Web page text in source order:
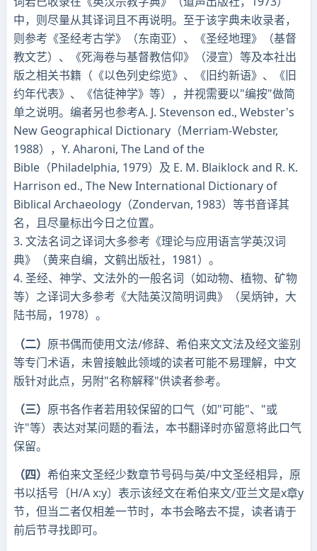
中，则尽量从其译词且不再说明。至于该字典未收录者，
则参考《圣经考古学》（东南亚）、《圣经地理》（基督
教文艺）、《死海卷与基督教信仰》（浸宣）等及本社出
版之相关书籍（《以色列史综览》、《旧约新语》、《旧
约年代表》、《信徒神学》等），并视需要以"编按"做简
单之说明。编者另也参考A. J. Stevenson ed., Webster's
New Geographical Dictionary（Merriam-Webster,
1988），Y. Aharoni, The Land of the
Bible（Philadelphia, 1979）及 E. M. Blaiklock and R. K.
Harrison ed., The New International Dictionary of
Biblical Archaeology（Zondervan, 1983）等书音译其
名，且尽量标出今日之位置。
3. 文法名词之译词大多参考《理论与应用语言学英汉词
典》（黄来自编，文鹤出版社，1981）。
4. 圣经、神学、文法外的一般名词（如动物、植物、矿物
等）之译词大多参考《大陆英汉简明词典》（吴炳钟，大
陆书局，1978）。
（二） 原书偶而使用文法/修辞、希伯来文文法及经文鉴别
等专门术语，未曾接触此领域的读者可能不易理解，中文
版针对此点，另附"名称解释"供读者参考。
（三） 原书各作者若用较保留的口气（如"可能"、"或
许"等）表达对某问题的看法，本书翻译时亦留意将此口气
保留。
（四） 希伯来文圣经少数章节号码与英/中文圣经相异，原
书以括号〔H/A x:y〕表示该经文在希伯来文/亚兰文是x章y
节，但当二者仅相差一节时，本书会略去不提，读者请于
前后节寻找即可。